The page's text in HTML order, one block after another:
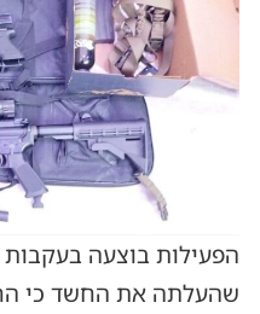
הפעילות בוצעה בעקבות
שהעלתה את החשד כי